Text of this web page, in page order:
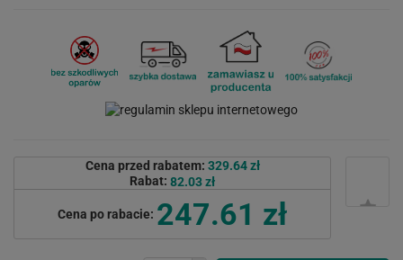
Cena przed rabatem: 329.64 zł
Rabat: 82.03 zł
Cena po rabacie: 247.61 zł